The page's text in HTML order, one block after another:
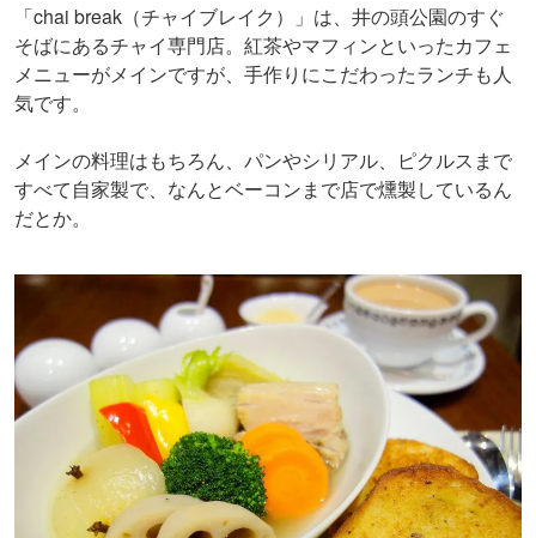
「chai break（チャイブレイク）」は、井の頭公園のすぐ
そばにあるチャイ専門店。紅茶やマフィンといったカフェ
メニューがメインですが、手作りにこだわったランチも人
気です。
メインの料理はもちろん、パンやシリアル、ピクルスまで
すべて自家製で、なんとベーコンまで店で燻製しているん
だとか。